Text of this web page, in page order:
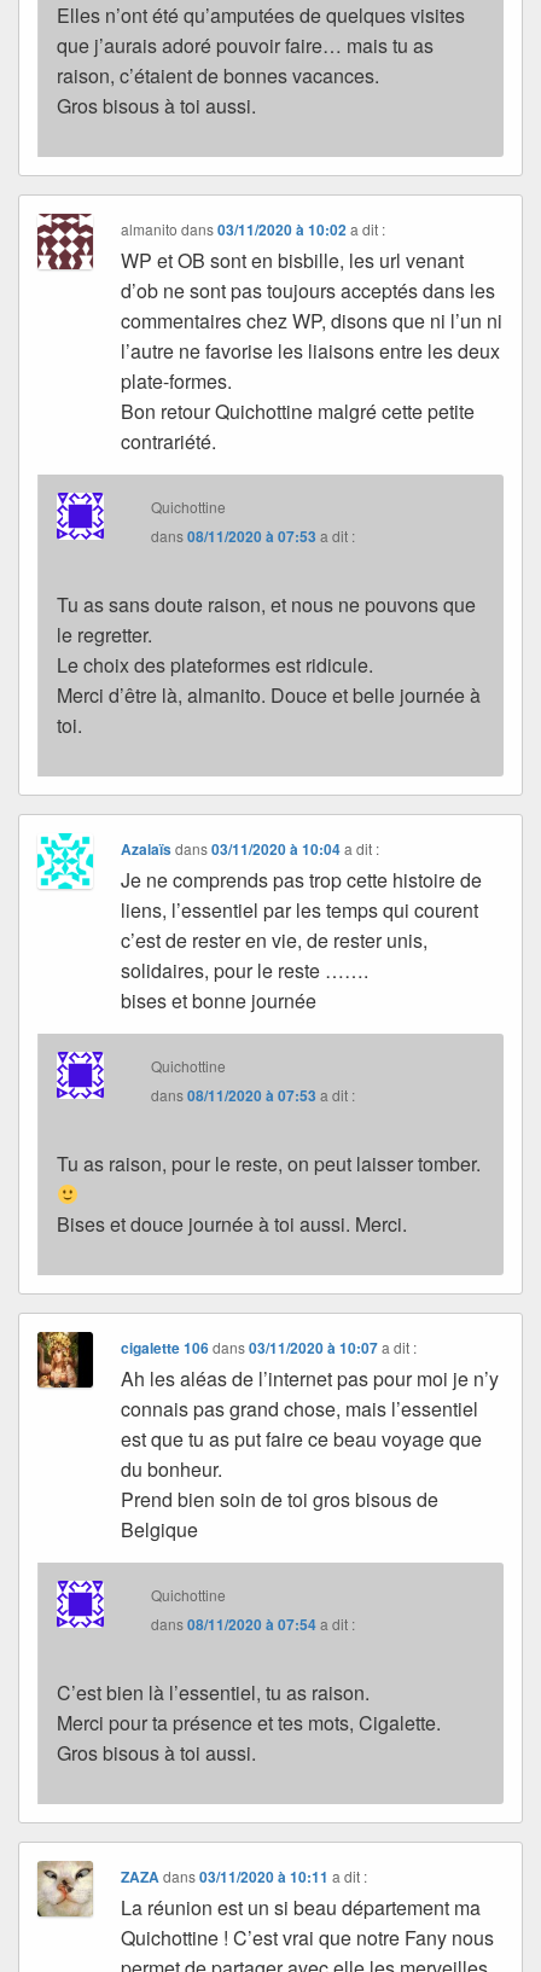
Elles n’ont été qu’amputées de quelques visites
que j’aurais adoré pouvoir faire… mais tu as
raison, c’étaient de bonnes vacances.
Gros bisous à toi aussi.
almanito dans03/11/2020 à 10:02 a dit :
WP et OB sont en bisbille, les url venant
d’ob ne sont pas toujours acceptés dans les
commentaires chez WP, disons que ni l’un ni
l’autre ne favorise les liaisons entre les deux
plate-formes.
Bon retour Quichottine malgré cette petite
contrariété.
Quichottine
dans08/11/2020 à 07:53 a dit :
Tu as sans doute raison, et nous ne pouvons que
le regretter.
Le choix des plateformes est ridicule.
Merci d’être là, almanito. Douce et belle journée à
toi.
Azalaïsdans03/11/2020 à 10:04 a dit :
Je ne comprends pas trop cette histoire de
liens, l’essentiel par les temps qui courent
c’est de rester en vie, de rester unis,
solidaires, pour le reste …….
bises et bonne journée
Quichottine
dans08/11/2020 à 07:53 a dit :
Tu as raison, pour le reste, on peut laisser tomber.
Bises et douce journée à toi aussi. Merci.
cigalette 106dans03/11/2020 à 10:07 a dit :
Ah les aléas de l’internet pas pour moi je n’y
connais pas grand chose, mais l’essentiel
est que tu as put faire ce beau voyage que
du bonheur.
Prend bien soin de toi gros bisous de
Belgique
Quichottine
dans08/11/2020 à 07:54a dit :
C’est bien là l’essentiel, tu as raison.
Merci pour ta présence et tes mots, Cigalette.
Gros bisous à toi aussi.
ZAZAdans03/11/2020 à 10:11 a dit :
La réunion est un si beau département ma
Quichottine ! C’est vrai que notre Fany nous